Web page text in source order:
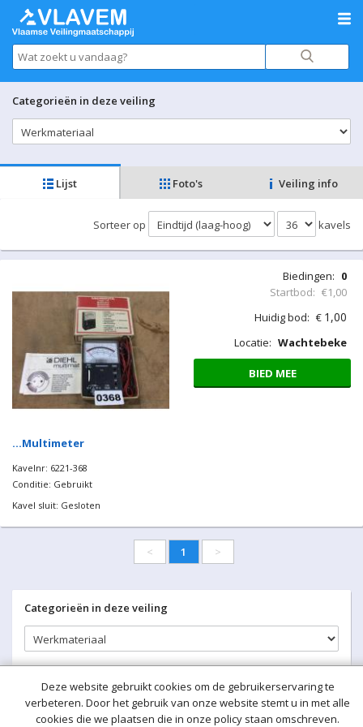
Categorieën in deze veiling
Lijst Foto's Veiling info
Sorteer op kavels
…Multimeter
Kavelnr: 6221-368
Conditie: Gebruikt
Kavel sluit: Gesloten
Biedingen: 0
Startbod: €1,00
Huidig bod: € 1,00
Locatie: Wachtebeke
BIED MEE
< 1 >
Categorieën in deze veiling
Deze website gebruikt cookies om de gebruikerservaring te
verbeteren. Door het gebruik van onze website stemt u in met alle
cookies die we plaatsen die in onze policy staan omschreven.